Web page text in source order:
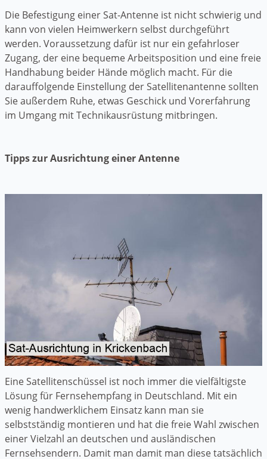
Die Befestigung einer Sat-Antenne ist nicht schwierig und
kann von vielen Heimwerkern selbst durchgeführt
werden. Voraussetzung dafür ist nur ein gefahrloser
Zugang, der eine bequeme Arbeitsposition und eine freie
Handhabung beider Hände möglich macht. Für die
darauffolgende Einstellung der Satellitenantenne sollten
Sie außerdem Ruhe, etwas Geschick und Vorerfahrung
im Umgang mit Technikausrüstung mitbringen.
Tipps zur Ausrichtung einer Antenne
Eine Satellitenschüssel ist noch immer die vielfältigste
Lösung für Fernsehempfang in Deutschland. Mit ein
wenig handwerklichem Einsatz kann man sie
selbstständig montieren und hat die freie Wahl zwischen
einer Vielzahl an deutschen und ausländischen
Fernsehsendern. Damit man damit man diese tatsächlich